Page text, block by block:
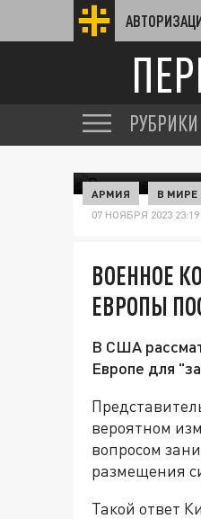
РУБРИКИ
АРМИЯ В МИРЕ
07 НОЯБРЯ 2023 23:19
ВОЕННОЕ
ЕВРОПЫ
В США
Европе для
вероятном
вопросом
размещения
Такой ответ